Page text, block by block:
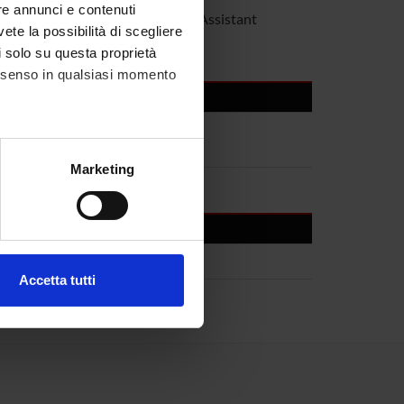
annunci e contenuti
la possibilità di scegliere
su questa proprietà
in qualsiasi momento
metro,Marketing
Accetta tutti
Teaching Assistant